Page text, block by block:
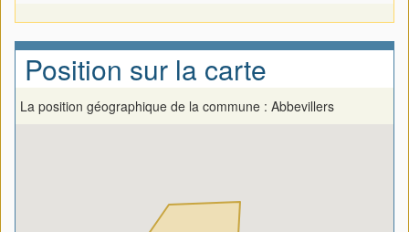
Position sur la carte
La position géographique de la commune : Abbevillers